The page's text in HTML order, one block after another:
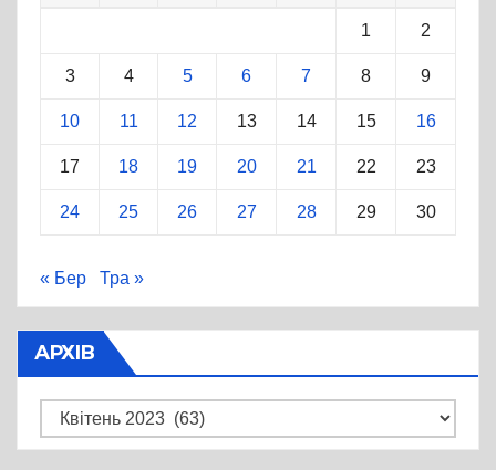
1 2
3 4 5 6 7 8 9
10 11 12 13 14 15 16
17 18 19 20 21 22 23
24 25 26 27 28 29 30
« Бер Тра »
АРХІВ
Архів